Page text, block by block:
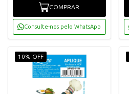
COMPRAR
Consulte-nos pelo WhatsApp
10% OFF